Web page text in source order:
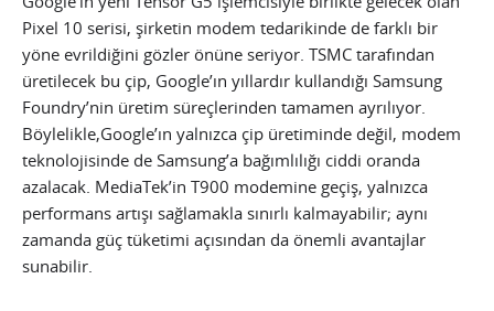
Pixel 10 serisi, şirketin modem tedarikinde de farklı bir
yöne evrildiğini gözler önüne seriyor. TSMC tarafından
üretilecek bu çip, Google’ın yıllardır kullandığı Samsung
Foundry’nin üretim süreçlerinden tamamen ayrılıyor.
Böylelikle,Google’ın yalnızca çip üretiminde değil, modem
teknolojisinde de Samsung’a bağımlılığı ciddi oranda
azalacak. MediaTek’in T900 modemine geçiş, yalnızca
performans artışı sağlamakla sınırlı kalmayabilir; aynı
zamanda güç tüketimi açısından da önemli avantajlar
sunabilir.